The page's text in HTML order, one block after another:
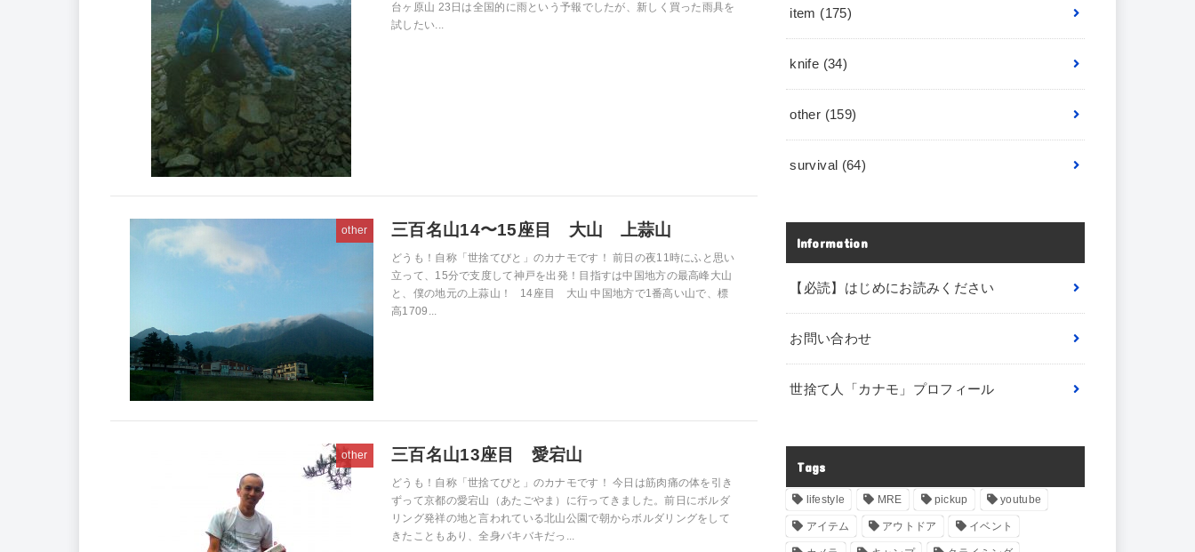
台ヶ原山 23日は全国的に雨という予報でしたが、新しく買った雨具を
試したい...
other 三百名山14〜15座目 大山 上蒜山
どうも！自称「世捨てびと」のカナモです！ 前日の夜11時にふと思い
立って、15分で支度して神戸を出発！目指すは中国地方の最高峰大山
と、僕の地元の上蒜山！ 14座目 大山 中国地方で1番高い山で、標
高1709...
other 三百名山13座目 愛宕山
どうも！自称「世捨てびと」のカナモです！ 今日は筋肉痛の体を引き
ずって京都の愛宕山（あたごやま）に行ってきました。前日にボルダ
リング発祥の地と言われている北山公園で朝からボルダリングをして
きたこともあり、全身バキバキだっ...
item (175)
knife (34)
other (159)
survival (64)
Information
【必読】はじめにお読みください
お問い合わせ
世捨て人「カナモ」プロフィール
Tags
lifestyle MRE pickup youtube
アイテム アウトドア イベント